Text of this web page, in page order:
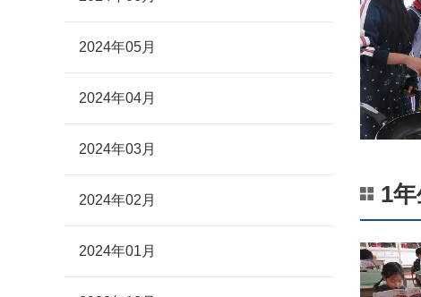
1
2024年05月
2024年04月
2024年03月
2024年02月
2024年01月